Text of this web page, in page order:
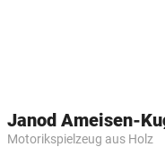
Janod Ameisen-
Motorikspielzeug aus Holz